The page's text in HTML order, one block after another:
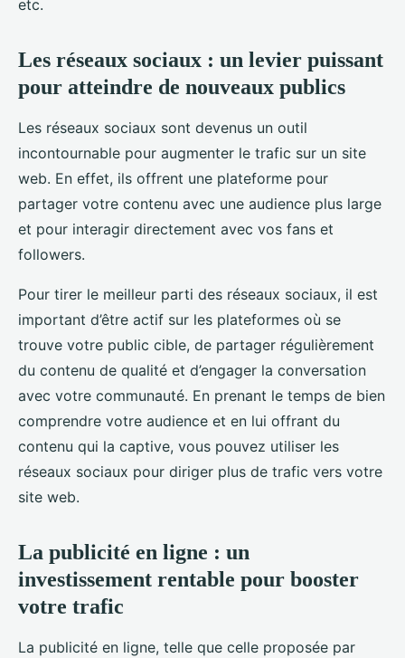
etc.
Les réseaux sociaux : un levier puissant
pour atteindre de nouveaux publics
Les réseaux sociaux sont devenus un outil
incontournable pour augmenter le trafic sur un site
web. En effet, ils offrent une plateforme pour
partager votre contenu avec une audience plus large
et pour interagir directement avec vos fans et
followers.
Pour tirer le meilleur parti des réseaux sociaux, il est
important d’être actif sur les plateformes où se
trouve votre public cible, de partager régulièrement
du contenu de qualité et d’engager la conversation
avec votre communauté. En prenant le temps de bien
comprendre votre audience et en lui offrant du
contenu qui la captive, vous pouvez utiliser les
réseaux sociaux pour diriger plus de trafic vers votre
site web.
La publicité en ligne : un
investissement rentable pour booster
votre trafic
La publicité en ligne, telle que celle proposée par